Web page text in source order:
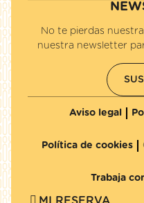
No te pierdas
nuestra newsletter
Aviso legal
Política de cookies
Trabaja